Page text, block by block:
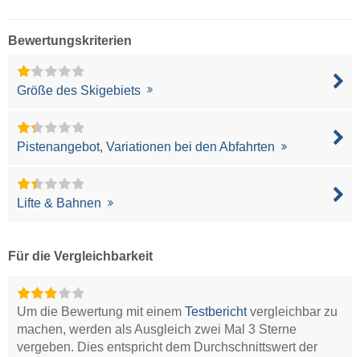
Bewertungskriterien
Größe des Skigebiets
Pistenangebot, Variationen bei den Abfahrten
Lifte & Bahnen
Für die Vergleichbarkeit
Um die Bewertung mit einemTestberichtvergleichbar zu
machen, werden als Ausgleich zwei Mal 3 Sterne
vergeben. Dies entspricht dem Durchschnittswert der